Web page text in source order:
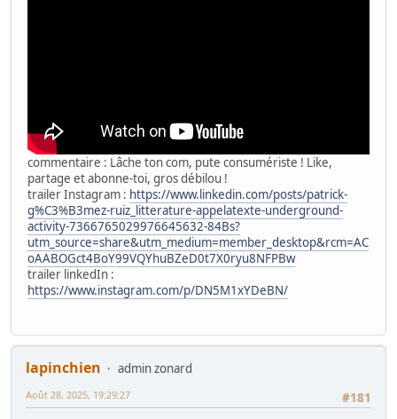
commentaire : Lâche ton com, pute consumériste ! Like,
partage et abonne-toi, gros débilou !
trailer Instagram : https://www.linkedin.com/posts/patrick-
g%C3%B3mez-ruiz_litterature-appelatexte-underground-
activity-7366765029976645632-84Bs?
utm_source=share&utm_medium=member_desktop&rcm=AC
oAABOGct4BoY99VQYhuBZeD0t7X0ryu8NFPBw
trailer linkedIn :
https://www.instagram.com/p/DN5M1xYDeBN/
lapinchien
admin zonard
#181
Août 28, 2025, 19:29:27